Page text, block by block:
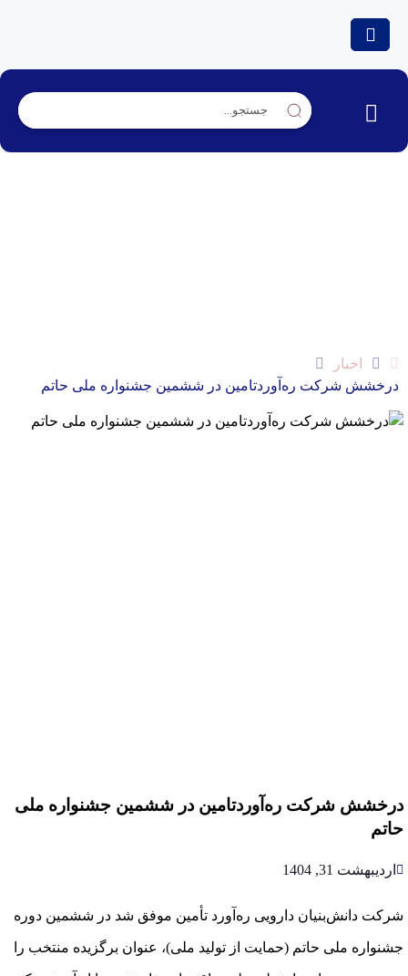
اخبار
درخشش شرکت ره‌آوردتامین در ششمین جشنواره ملی حاتم
درخشش شرکت ره‌آوردتامین در ششمین جشنواره ملی
حاتم
اردیبهشت 31, 1404
شرکت دانش‌بنیان دارویی ره‌آورد تأمین موفق شد در ششمین دوره
جشنواره ملی حاتم (حمایت از تولید ملی)، عنوان برگزیده منتخب را